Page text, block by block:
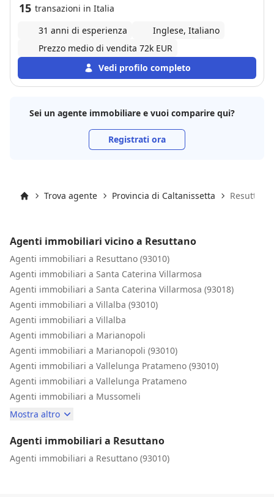
15 transazioni in Italia
31 anni di esperienza
Inglese, Italiano
Prezzo medio di vendita 72k EUR
Vedi profilo completo
Sei un agente immobiliare e vuoi comparire qui?
Registrati ora
Trova agente Provincia di Caltanissetta Resuttano
Agenti immobiliari vicino a Resuttano
Agenti immobiliari a Resuttano (93010)
Agenti immobiliari a Santa Caterina Villarmosa
Agenti immobiliari a Santa Caterina Villarmosa (93018)
Agenti immobiliari a Villalba (93010)
Agenti immobiliari a Villalba
Agenti immobiliari a Marianopoli
Agenti immobiliari a Marianopoli (93010)
Agenti immobiliari a Vallelunga Pratameno (93010)
Agenti immobiliari a Vallelunga Pratameno
Agenti immobiliari a Mussomeli
Mostra altro
Agenti immobiliari a Resuttano
Agenti immobiliari a Resuttano (93010)